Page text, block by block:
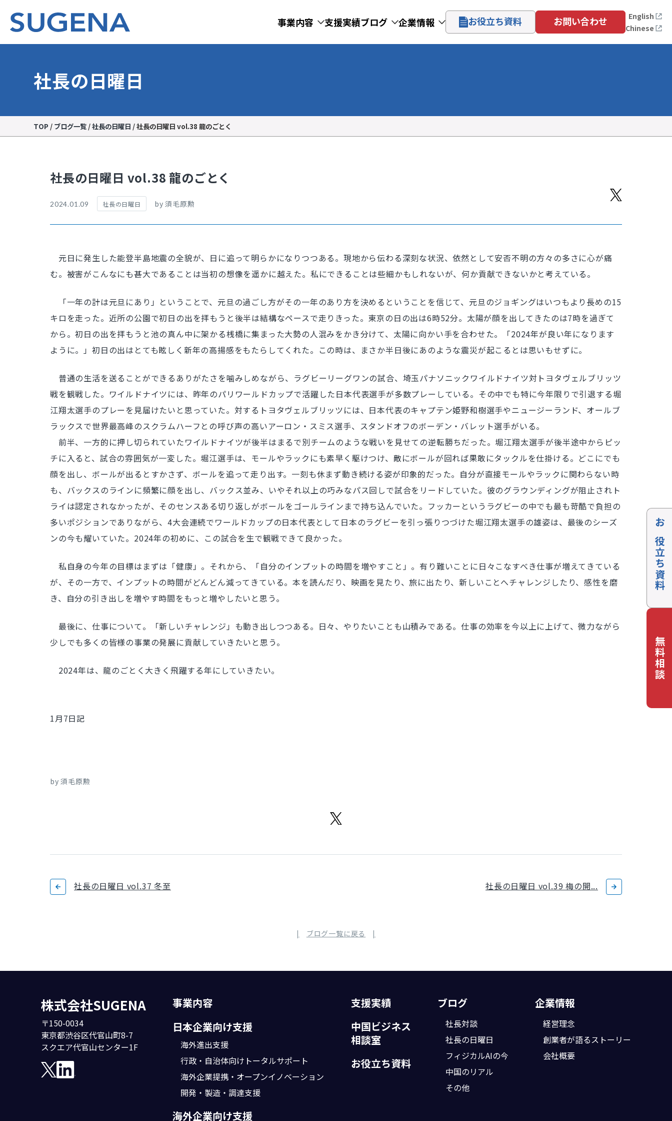
事業内容 支援実績ブログ 企業情報 お役立ち資料 お問い合わせ
English
Chinese
社長の日曜日
TOP / ブログ一覧 /社長の日曜日 /社長の日曜日 vol.38 龍のごとく
社長の日曜日 vol.38 龍のごとく
2024.01.09 社長の日曜日 by 須毛原勲
元日に発生した能登半島地震の全貌が、日に追って明らかになりつつある。現地から伝わる深刻な状況、依然として安否不明の方々の多さに心が痛
む。被害がこんなにも甚大であることは当初の想像を遥かに越えた。私にできることは些細かもしれないが、何か貢献できないかと考えている。
「一年の計は元旦にあり」ということで、元旦の過ごし方がその一年のあり方を決めるということを信じて、元旦のジョギングはいつもより長めの15
キロを走った。近所の公園で初日の出を拝もうと後半は結構なペースで走りきった。東京の日の出は6時52分。太陽が顔を出してきたのは7時を過ぎて
から。初日の出を拝もうと池の真ん中に架かる桟橋に集まった大勢の人混みをかき分けて、太陽に向かい手を合わせた。「2024年が良い年になります
ように。」初日の出はとても眩しく新年の高揚感をもたらしてくれた。この時は、まさか半日後にあのような震災が起こるとは思いもせずに。
普通の生活を送ることができるありがたさを噛みしめながら、ラグビーリーグワンの試合、埼玉パナソニックワイルドナイツ対トヨタヴェルブリッツ
戦を観戦した。ワイルドナイツには、昨年のパリワールドカップで活躍した日本代表選手が多数プレーしている。その中でも特に今年限りで引退する堀
江翔太選手のプレーを見届けたいと思っていた。対するトヨタヴェルブリッツには、日本代表のキャプテン姫野和樹選手やニュージーランド、オールブ
ラックスで世界最高峰のスクラムハーフとの呼び声の高いアーロン・スミス選手、スタンドオフのボーデン・バレット選手がいる。
前半、一方的に押し切られていたワイルドナイツが後半はまるで別チームのような戦いを見せての逆転勝ちだった。堀江翔太選手が後半途中からピッ
チに入ると、試合の雰囲気が一変した。堀江選手は、モールやラックにも素早く駆けつけ、敵にボールが回れば果敢にタックルを仕掛ける。どこにでも
顔を出し、ボールが出るとすかさず、ボールを追って走り出す。一刻も休まず動き続ける姿が印象的だった。自分が直接モールやラックに関わらない時
も、バックスのラインに頻繁に顔を出し、バックス並み、いやそれ以上の巧みなパス回しで試合をリードしていた。彼のグラウンディングが阻止されト
ライは認定されなかったが、そのセンスある切り返しがボールをゴールラインまで持ち込んでいた。フッカーというラグビーの中でも最も苛酷で負担の
多いポジションでありながら、4大会連続でワールドカップの日本代表として日本のラグビーを引っ張りつづけた堀江翔太選手の雄姿は、最後のシーズ
ンの今も耀いていた。2024年の初めに、この試合を生で観戦できて良かった。
私自身の今年の目標はまずは「健康」。それから、「自分のインプットの時間を増やすこと」。有り難いことに日々こなすべき仕事が増えてきている
が、その一方で、インプットの時間がどんどん減ってきている。本を読んだり、映画を見たり、旅に出たり、新しいことへチャレンジしたり、感性を磨
き、自分の引き出しを増やす時間をもっと増やしたいと思う。
最後に、仕事について。「新しいチャレンジ」も動き出しつつある。日々、やりたいことも山積みである。仕事の効率を今以上に上げて、微力ながら
少しでも多くの皆様の事業の発展に貢献していきたいと思う。
2024年は、龍のごとく大きく飛躍する年にしていきたい。
1月7日記
by 須毛原勲
社長の日曜日 vol.39 梅の開...
社長の日曜日 vol.37 冬至
ブログ一覧に戻る
お役立ち資料
無料相談
株式会社SUGENA
〒150-0034
東京都渋谷区代官山町8-7
スクエア代官山センター1F
事業内容
日本企業向け支援
海外進出支援
行政・自治体向け トータルサポート
海外企業提携・ オープンイノベーション
開発・製造・調達支援
海外企業向け支援
支援実績
中国ビジネス
相談室
お役立ち資料
ブログ
社長対談
社長の日曜日
フィジカルAIの今
中国のリアル
その他
企業情報
経営理念
創業者が語るストーリー
会社概要